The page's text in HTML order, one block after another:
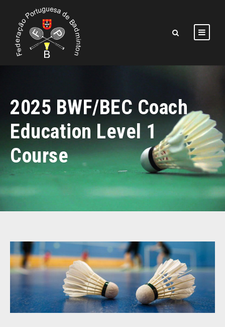
2025 BWF/BEC Coach
Education Level 1
Course